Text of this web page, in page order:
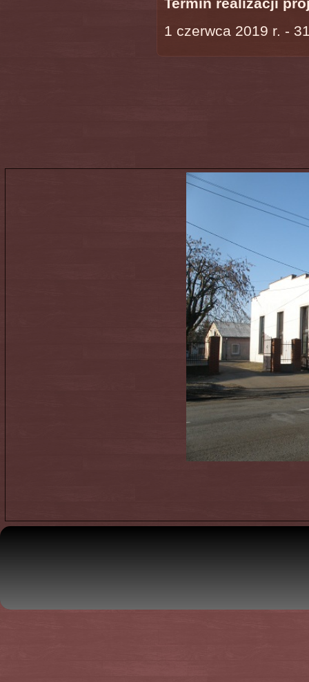
Termin realizacji
1 czerwca 2019 r. -